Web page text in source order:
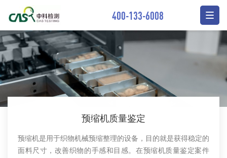
400-133-6008
预缩机质量鉴定
预缩机是用于织物机械预缩整理的设备，目的就是获得稳定的
面料尺寸，改善织物的手感和目感。在预缩机质量鉴定案件